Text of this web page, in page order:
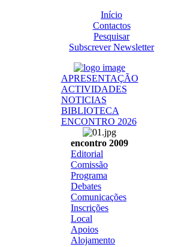
Início
Contactos
Pesquisar
Subscrever Newsletter
APRESENTAÇÃO
ACTIVIDADES
NOTICIAS
BIBLIOTECA
ENCONTRO 2026
encontro 2009
Editorial
Comissão
Programa
Debates
Comunicações
Inscrições
Local
Apoios
Alojamento